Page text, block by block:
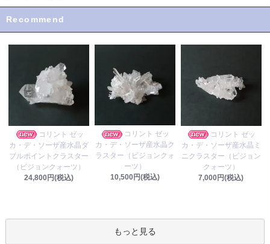
Recommend
コリント ゼッ
カ・デ・ソーザ産水晶ダ
ブルポイントクラスター
（ビジョンクォーツ）
24,800円(税込)
コリント ゼッ
カ・デ・ソーザ産水晶ク
ラスター（ビジョンクォ
ーツ）
10,500円(税込)
コリント ゼッ
カ・デ・ソーザ産水晶ミ
ニクラスター（ビジョン
クォーツ）
7,000円(税込)
もっと見る